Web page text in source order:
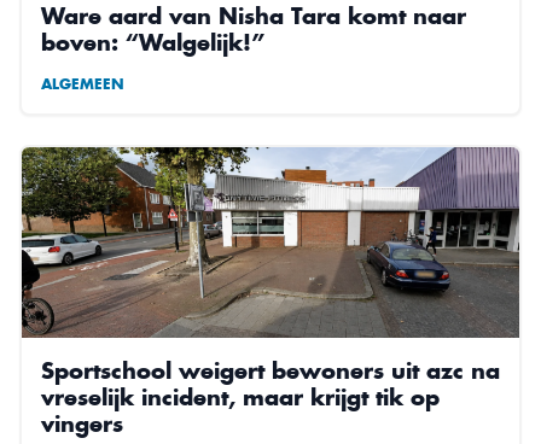
Ware aard van Nisha Tara komt naar
boven: “Walgelijk!”
ALGEMEEN
Sportschool weigert bewoners uit azc na
vreselijk incident, maar krijgt tik op
vingers